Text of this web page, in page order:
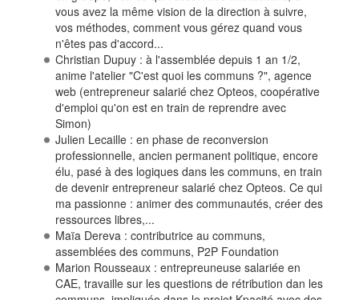
vous avez la même vision de la direction à suivre,
vos méthodes, comment vous gérez quand vous
n'êtes pas d'accord...
Christian Dupuy : à l'assemblée depuis 1 an 1/2,
anime l'atelier "C'est quoi les communs ?", agence
web (entrepreneur salarié chez Opteos, coopérative
d'emploi qu'on est en train de reprendre avec
Simon)
Julien Lecaille : en phase de reconversion
professionnelle, ancien permanent politique, encore
élu, pasé à des logiques dans les communs, en train
de devenir entrepreneur salarié chez Opteos. Ce qui
ma passionne : animer des communautés, créer des
ressources libres,...
Maïa Dereva : contributrice au communs,
assemblées des communs, P2P Foundation
Marion Rousseaux : entrepreuneuse salariée en
CAE, travaille sur les questions de rétribution dan les